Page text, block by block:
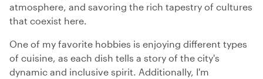
atmosphere, and savoring the rich tapestry of cultures
that coexist here.
One of my favorite hobbies is enjoying different types
of cuisine, as each dish tells a story of the city's
dynamic and inclusive spirit. Additionally, I'm